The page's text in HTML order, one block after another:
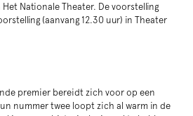
Nationale Theater. De voorstelling
(aanvang 12.30 uur) in Theater
premier bereidt zich voor op een
nummer twee loopt zich al warm in de